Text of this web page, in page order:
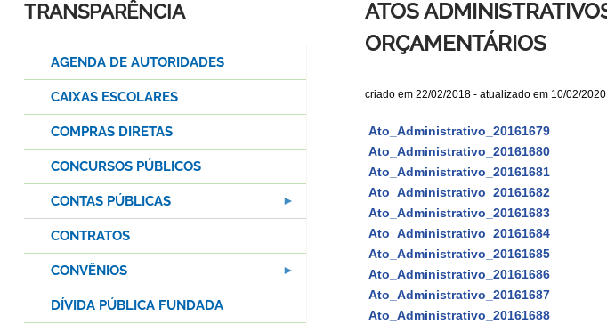
ATOS
ORÇAMENTÁRIOS
criado em 22/02/2018- atualizado em 10/02/
Ato_Administrativo_20161679
Ato_Administrativo_20161680
Ato_Administrativo_20161681
Ato_Administrativo_20161682
Ato_Administrativo_20161683
Ato_Administrativo_20161684
Ato_Administrativo_20161685
Ato_Administrativo_20161686
Ato_Administrativo_20161687
Ato_Administrativo_20161688
TRANSPARÊNCIA
AGENDA DE AUTORIDADES
CAIXAS ESCOLARES
COMPRAS DIRETAS
CONCURSOS PÚBLICOS
CONTAS PÚBLICAS
CONTRATOS
CONVÊNIOS
DÍVIDA PÚBLICA FUNDADA